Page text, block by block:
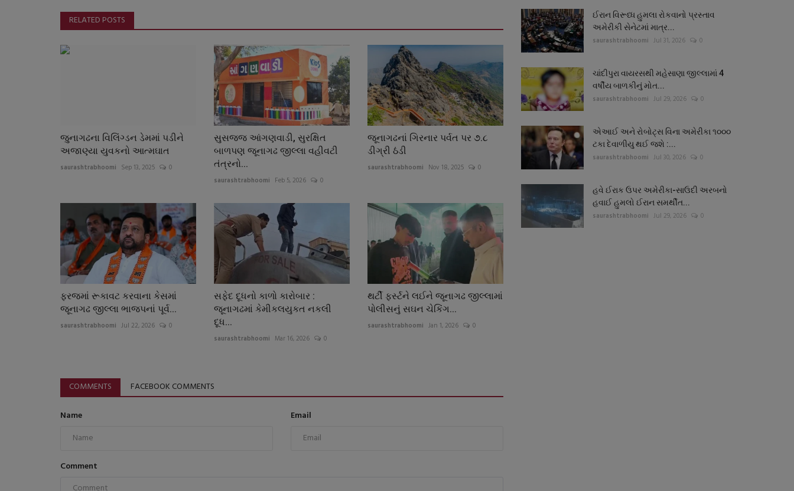
RELATED POSTS
જુનાગઢના વિલિંગ્ડન ડેમમાં પડીને
અજાણ્યા યુવકનો આત્મઘાત
saurashtrabhoomi Sep 13, 2025 0
સુસજ્જ આંગણવાડી, સુરક્ષિત
બાળપણ જૂનાગઢ જીલ્લા વહીવટી
તંત્રનો...
saurashtrabhoomi Feb 5, 2026 0
જૂનાગઢનાં ગિરનાર પર્વત પર ૭.૮
ડીગ્રી ઠંડી
saurashtrabhoomi Nov 18, 2025 0
ફરજમાં રૂકાવટ કરવાના કેસમાં
જૂનાગઢ જીલ્લા ભાજપનાં પૂર્વ...
saurashtrabhoomi Jul 22, 2026 0
સફેદ દૂધનો કાળો કારોબાર :
જૂનાગઢમાં કેમીકલયુકત નકલી
દૂધ...
saurashtrabhoomi Mar 16, 2026 0
થર્ટી ફર્સ્ટને લઈને જૂનાગઢ જીલ્લામાં
પોલીસનું સઘન ચેકિંગ...
saurashtrabhoomi Jan 1, 2026 0
COMMENTS FACEBOOK COMMENTS
Name Email
Comment
ઈરાન વિરૂધ્ધ હુમલા રોકવાનો પ્રસ્તાવ
અમેરીકી સેનેટમાં માત્ર...
saurashtrabhoomi Jul 31, 2026 0
ચાંદીપુરા વાયરસથી મહેસાણા જીલ્લામાં 4
વર્ષીય બાળકીનું મોત...
saurashtrabhoomi Jul 29, 2026 0
એઆઈ અને રોબોટ્સ વિના અમેરીકા ૧૦૦૦
ટકા દેવાળીયુ થઈ જશે :...
saurashtrabhoomi Jul 30, 2026 0
હવે ઈરાક ઉપર અમેરીકા-સાઉદી અરબનો
હવાઈ હુમલો ઈરાન સમર્થીત...
saurashtrabhoomi Jul 29, 2026 0